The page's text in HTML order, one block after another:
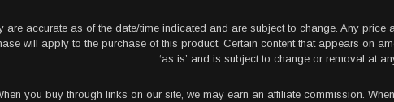
accurate as of the date/time indicated and are subject to change. Any
will apply to the purchase of this product. Certain content that appears on
‘as is’ and is subject to change or removal at
you buy through links on our site, we may earn an affiliate commission.